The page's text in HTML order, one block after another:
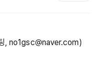
, no1gsc@naver.com)